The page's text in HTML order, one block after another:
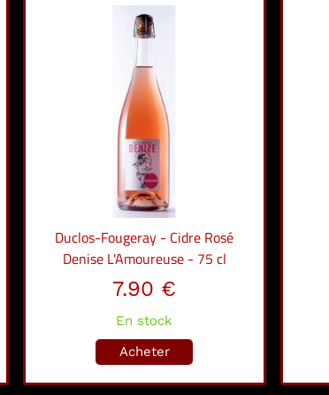
Duclos-Fougeray - Cidre Rosé
Denise L'Amoureuse - 75 cl
7.90 €
En stock
Acheter